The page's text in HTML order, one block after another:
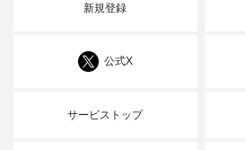
新規登録
公式X
サービストップ